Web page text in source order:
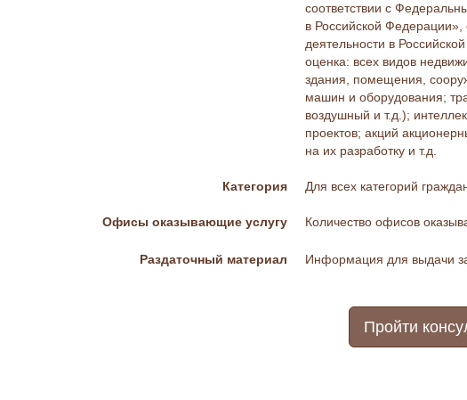
соответствии с
в Российской
деятельности в
оценка: всех видов
здания, помещения,
машин и оборудования;
воздушный и т.д.);
проектов; акций
на их разработку и т.д.
Категория Для всех категорий
Офисы оказывающие услугу Количество офисов
Раздаточный материал Информация для выдачи
Пройти